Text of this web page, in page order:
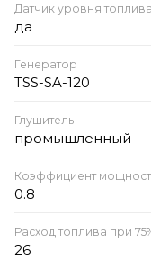
Датчик уровня топлива
да
Генератор
TSS-SA-120
Глушитель
промышленный
Коэффициент
0.8
Расход топлива при
26